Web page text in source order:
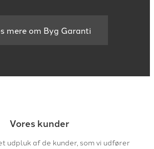
mere om Byg Garanti
Vores kunder
udpluk af de kunder, som vi udfører